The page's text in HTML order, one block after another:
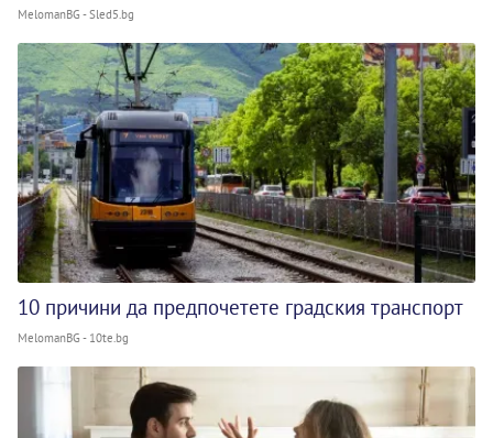
MelomanBG - Sled5.bg
10 причини да предпочетете градския транспорт
MelomanBG - 10te.bg